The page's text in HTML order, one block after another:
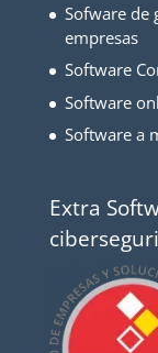
Sofware de
empresas
Software
Software
Software a
Extra